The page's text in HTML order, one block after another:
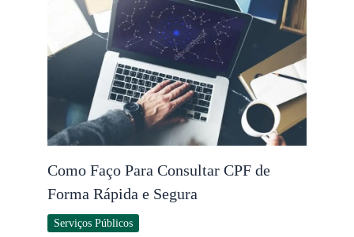
Como Faço Para Consultar CPF de
Forma Rápida e Segura
Serviços Públicos